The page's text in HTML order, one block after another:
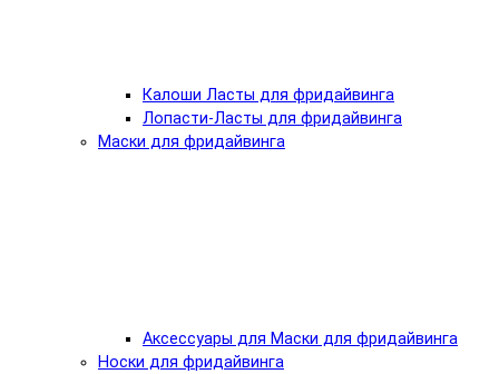
Калоши Ласты для фридайвинга
Лопасти-Ласты для фридайвинга
Маски для фридайвинга
Аксессуары для Маски для фридайвинга
Носки для фридайвинга